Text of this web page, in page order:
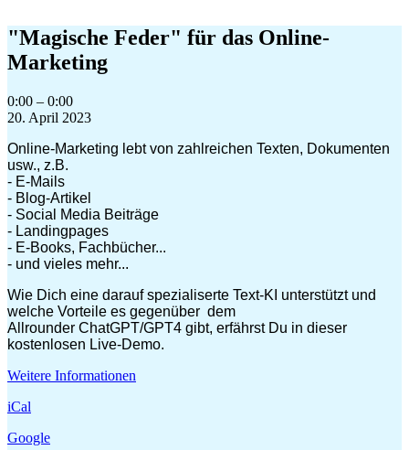
Inhalt
springen
"Magische Feder" für das Online-
Marketing
"Magische
Feder"
das
Online-
Marketing
0:00 – 0:00
20. April 2023
Online-Marketing lebt von zahlreichen Texten, Dokumenten
usw., z.B.
- E-Mails
- Blog-Artikel
- Social Media Beiträge
- Landingpages
- E-Books, Fachbücher...
- und vieles mehr...
Wie Dich eine darauf spezialiserte Text-KI unterstützt und
welche Vorteile es gegenüber dem
Allrounder ChatGPT/GPT4 gibt, erfährst Du in dieser
kostenlosen Live-Demo.
Weitere Informationen
iCal
Google